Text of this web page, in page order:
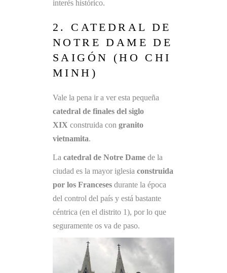
interés histórico.
2. CATEDRAL DE
NOTRE DAME DE
SAIGÓN (HO CHI
MINH)
Vale la pena ir a ver esta pequeña
catedral de finales del siglo
XIX construida con granito
vietnamita.
La catedral de Notre Dame de la
ciudad es la mayor iglesia construida
por los Franceses durante la época
del control del país y está bastante
céntrica (en el distrito 1), por lo que
seguramente os va de paso.